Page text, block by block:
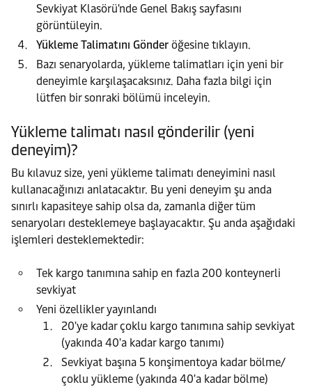
Sevkiyat Klasörü'nde Genel Bakış sayfasını
görüntüleyin.
Yükleme Talimatını Gönder öğesine tıklayın.
Bazı senaryolarda, yükleme talimatları için yeni bir
deneyimle karşılaşacaksınız. Daha fazla bilgi için
lütfen bir sonraki bölümü inceleyin.
Yükleme talimatı nasıl gönderilir (yeni
deneyim)?
Bu kılavuz size, yeni yükleme talimatı deneyimini nasıl
kullanacağınızı anlatacaktır. Bu yeni deneyim şu anda
sınırlı kapasiteye sahip olsa da, zamanla diğer tüm
senaryoları desteklemeye başlayacaktır. Şu anda aşağıdaki
işlemleri desteklemektedir:
Tek kargo tanımına sahip en fazla 200 konteynerli
sevkiyat
Yeni özellikler yayınlandı
20'ye kadar çoklu kargo tanımına sahip sevkiyat
(yakında 40'a kadar kargo tanımı)
Sevkiyat başına 5 konşimentoya kadar bölme/
çoklu yükleme (yakında 40'a kadar bölme)